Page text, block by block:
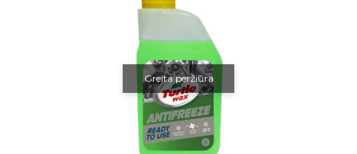
Greita peržiūra